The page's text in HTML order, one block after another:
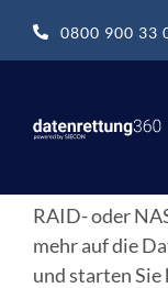
Inhalt
0800 900 33
Datenrettung
RAID- oder
mehr auf die
und starten